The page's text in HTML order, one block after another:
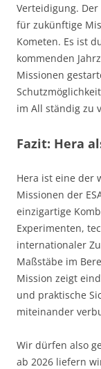
Verteidigung.
für zukünftige
Kometen. Es ist
kommenden
Missionen
im All ständig zu
Fazit: Hera
Hera ist eine der
Missionen der
einzigartige
Experimenten,
internationaler
Maßstäbe im
Mission zeigt
und praktische
miteinander
Wir dürfen also
ab 2026 liefern